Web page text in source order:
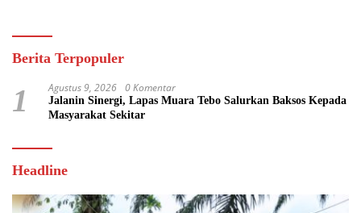
Berita Terpopuler
1 Agustus 9, 2026 0 Komentar
Jalanin Sinergi, Lapas Muara Tebo Salurkan Baksos Kepada
Masyarakat Sekitar
Headline